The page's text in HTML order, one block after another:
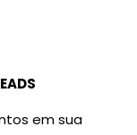
em sua